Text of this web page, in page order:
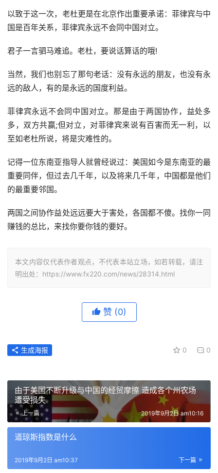
以致于这一次，老杜更是在北京作出重要承诺：菲律宾与中
国是百年关系，菲律宾永远不会同中国对立。
君子一言驷马难追。老杜，要说话算话的哦!
当然，我们也别忘了那句老话：没有永远的朋友，也没有永
远的敌人，有的是永远的国度利益。
菲律宾永远不会同中国对立。那是由于两国协作，益处多
多，双方共赢;但对立，对菲律宾来说有百害而无一利，以
至如老杜所说，将是灾难性的。
记得一位东南亚指导人就曾经说过：美国如今是东南亚的最
重要同伴，但过去几千年，以及将来几千年，中国都是他们
的最重要邻国。
两国之间协作益处远远要大于害处，各国都不傻。找你一同
赚钱的总比，来找你要你钱的要好。
本文内容仅代表作者观点，不代表本站立场，如若转载，请注
明出处：https://www.fx220.com/news/28314.html
赞 (0)
0 0
生成海报
由于美国不断升级与中国的经贸摩擦 造成各个州农场
遭受损失
上一篇 2019年9月2日 am10:16
道琼斯指数是什么
下一篇
2019年9月2日 am10:37